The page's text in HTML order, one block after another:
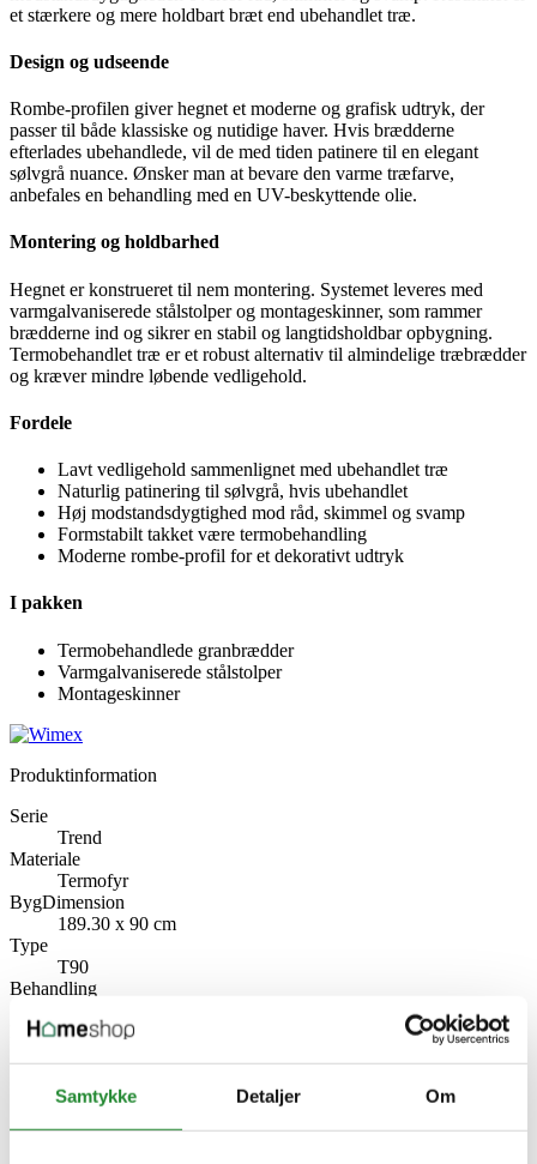
Samtykke Detaljer Om
et stærkere og mere holdbart bræt end ubehandlet træ.
Design og udseende
Rombe-profilen giver hegnet et moderne og grafisk udtryk, der
passer til både klassiske og nutidige haver. Hvis brædderne
efterlades ubehandlede, vil de med tiden patinere til en elegant
sølvgrå nuance. Ønsker man at bevare den varme træfarve,
anbefales en behandling med en UV-beskyttende olie.
Montering og holdbarhed
Hegnet er konstrueret til nem montering. Systemet leveres med
varmgalvaniserede stålstolper og montageskinner, som rammer
brædderne ind og sikrer en stabil og langtidsholdbar opbygning.
Termobehandlet træ er et robust alternativ til almindelige træbrædder
og kræver mindre løbende vedligehold.
Fordele
Lavt vedligehold sammenlignet med ubehandlet træ
Naturlig patinering til sølvgrå, hvis ubehandlet
Høj modstandsdygtighed mod råd, skimmel og svamp
Formstabilt takket være termobehandling
Moderne rombe-profil for et dekorativt udtryk
I pakken
Termobehandlede granbrædder
Varmgalvaniserede stålstolper
Montageskinner
Produktinformation
Serie
Trend
Materiale
Termofyr
BygDimension
189.30 x 90 cm
Type
T90
Behandling
Producent information
Danmark